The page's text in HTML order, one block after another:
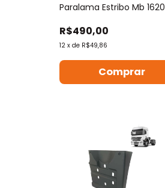
Paralama Estribo Mb 1620
R$490,00
12 xde R$49,86
Comprar